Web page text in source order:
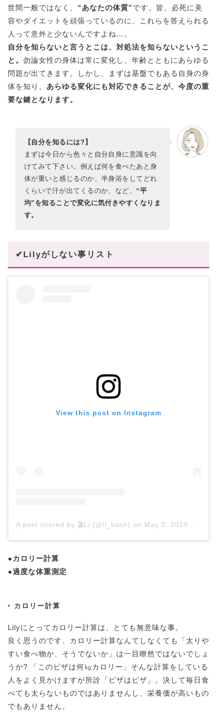
世間一般ではなく、 “あなたの体質”です。皆、必死に美
容やダイエットを頑張っているのに、これらを答えられる
人って意外と少ないんですよね…。
自分を知らないと言うとこは、対処法を知らないというこ
と。 勿論女性の身体は常に変化し、年齢とともにあらゆる
問題が出てきます。しかし、まずは基盤でもある自身の身
体を知り、 あらゆる変化にも対応できることが、今度の重
要な鍵となります。
【自分を知るには?】
まずは今日から色々と自分自身に意識を向
けてみて下さい。例えば何を食べたあと身
体が重いと感じるのか、半身浴をしてどれ
くらいで汗が出てくるのか、など。 “平
均”を知ることで変化に気付きやすくなりま
す。
✔Lilyがしない事リスト
View this post on Instagram
A post shared by 🎬Li (@li_bash) on May 2, 2019 at 5:08am PDT
●カロリー計算
●過度な体重測定
カロリー計算
Lilyにとってカロリー計算は、とても無意味な事。
良く思うのです、カロリー計算なんてしなくても「太りや
すい食べ物か、そうでないか」は一目瞭然ではないでしょ
うか? 「このピザは何㎏カロリー」そんな計算をしている
人をよく見かけますが所詮「ピザはピザ」。決して毎日食
べても太らないものではありませんし、栄養価が高いもの
でもありません。